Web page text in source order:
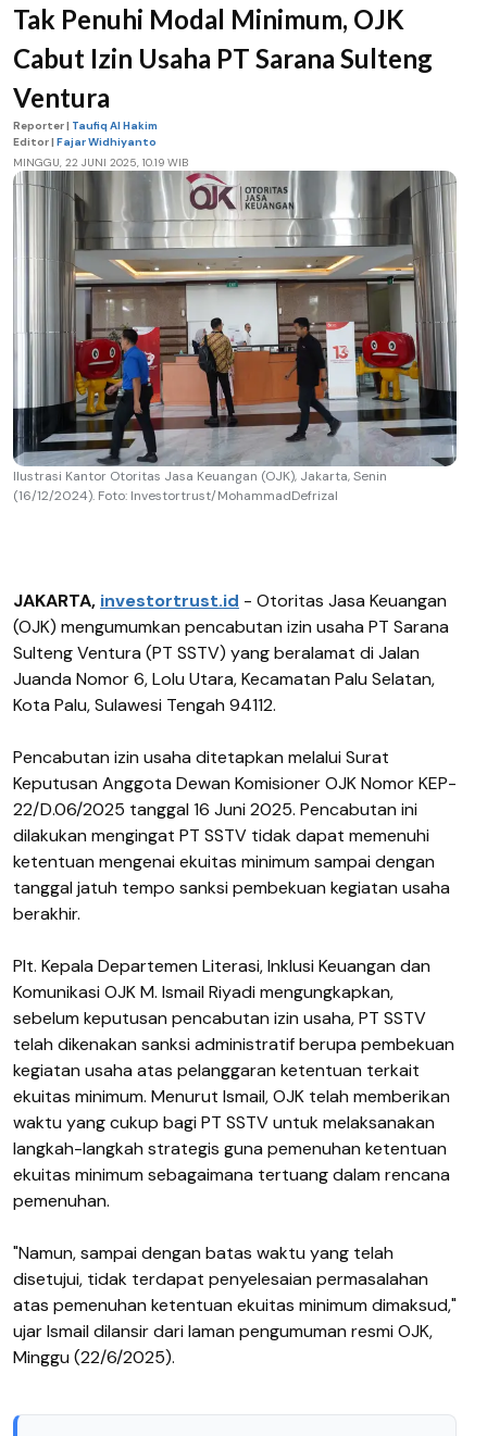
Tak Penuhi Modal Minimum, OJK
Cabut Izin Usaha PT Sarana Sulteng
Ventura
Reporter | Taufiq Al Hakim
Editor | Fajar Widhiyanto
MINGGU, 22 JUNI 2025, 10.19 WIB
Ilustrasi Kantor Otoritas Jasa Keuangan (OJK), Jakarta, Senin
(16/12/2024). Foto: Investortrust/MohammadDefrizal
JAKARTA, investortrust.id - Otoritas Jasa Keuangan
(OJK) mengumumkan pencabutan izin usaha PT Sarana
Sulteng Ventura (PT SSTV) yang beralamat di Jalan
Juanda Nomor 6, Lolu Utara, Kecamatan Palu Selatan,
Kota Palu, Sulawesi Tengah 94112.
Pencabutan izin usaha ditetapkan melalui Surat
Keputusan Anggota Dewan Komisioner OJK Nomor KEP-
22/D.06/2025 tanggal 16 Juni 2025. Pencabutan ini
dilakukan mengingat PT SSTV tidak dapat memenuhi
ketentuan mengenai ekuitas minimum sampai dengan
tanggal jatuh tempo sanksi pembekuan kegiatan usaha
berakhir.
Plt. Kepala Departemen Literasi, Inklusi Keuangan dan
Komunikasi OJK M. Ismail Riyadi mengungkapkan,
sebelum keputusan p​encabutan izin usaha, PT SSTV
telah dikenakan sanksi administratif berupa pembekuan
kegiatan usaha atas pelanggaran ketentuan terkait
ekuitas minimum. Menurut Ismail, OJK telah memberikan
waktu yang cukup bagi PT SSTV untuk melaksanakan
langkah-langkah strategis guna pemenuhan ketentuan
ekuitas minimum sebagaimana tertuang dalam rencana
pemenuhan.
"Namun, sampai dengan batas waktu yang telah
disetujui, tidak terdapat penyelesaian permasalahan
atas pemenuhan ketentuan ekuitas minimum dimaksud,"
ujar Ismail dilansir dari laman pengumuman resmi OJK,
Minggu (22/6/2025).